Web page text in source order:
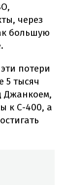
через
большую
потери
5 тысяч
Джанкоем,
к С-400, а